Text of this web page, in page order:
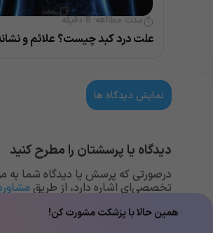
مدت مطالعه:8 دقیقه
نمایش دیدگاه ها
دیدگاه یا پرسشتان را مطرح کنید
درصورتی که پرسش یا دیدگاه شما به
تخصصی‌ای اشاره دارد، از طریق
همین حالا با پزشکت مشورت کن!